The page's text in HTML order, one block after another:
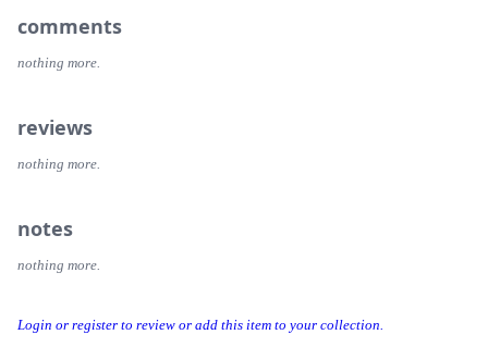
Login or register to review or add this item to your collection.
comments
nothing more.
reviews
nothing more.
notes
nothing more.